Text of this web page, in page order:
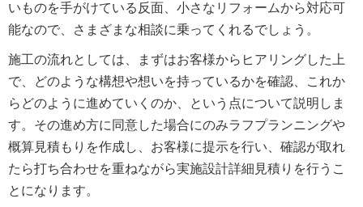
いものを手がけている反面、小さなリフォームから対応可
能なので、さまざまな相談に乗ってくれるでしょう。
施工の流れとしては、まずはお客様からヒアリングした上
で、どのような構想や想いを持っているかを確認、これか
らどのように進めていくのか、という点について説明しま
す。その進め方に同意した場合にのみラフプランニングや
概算見積もりを作成し、お客様に提示を行い、確認が取れ
たら打ち合わせを重ねながら実施設計詳細見積りを行うこ
とになります。